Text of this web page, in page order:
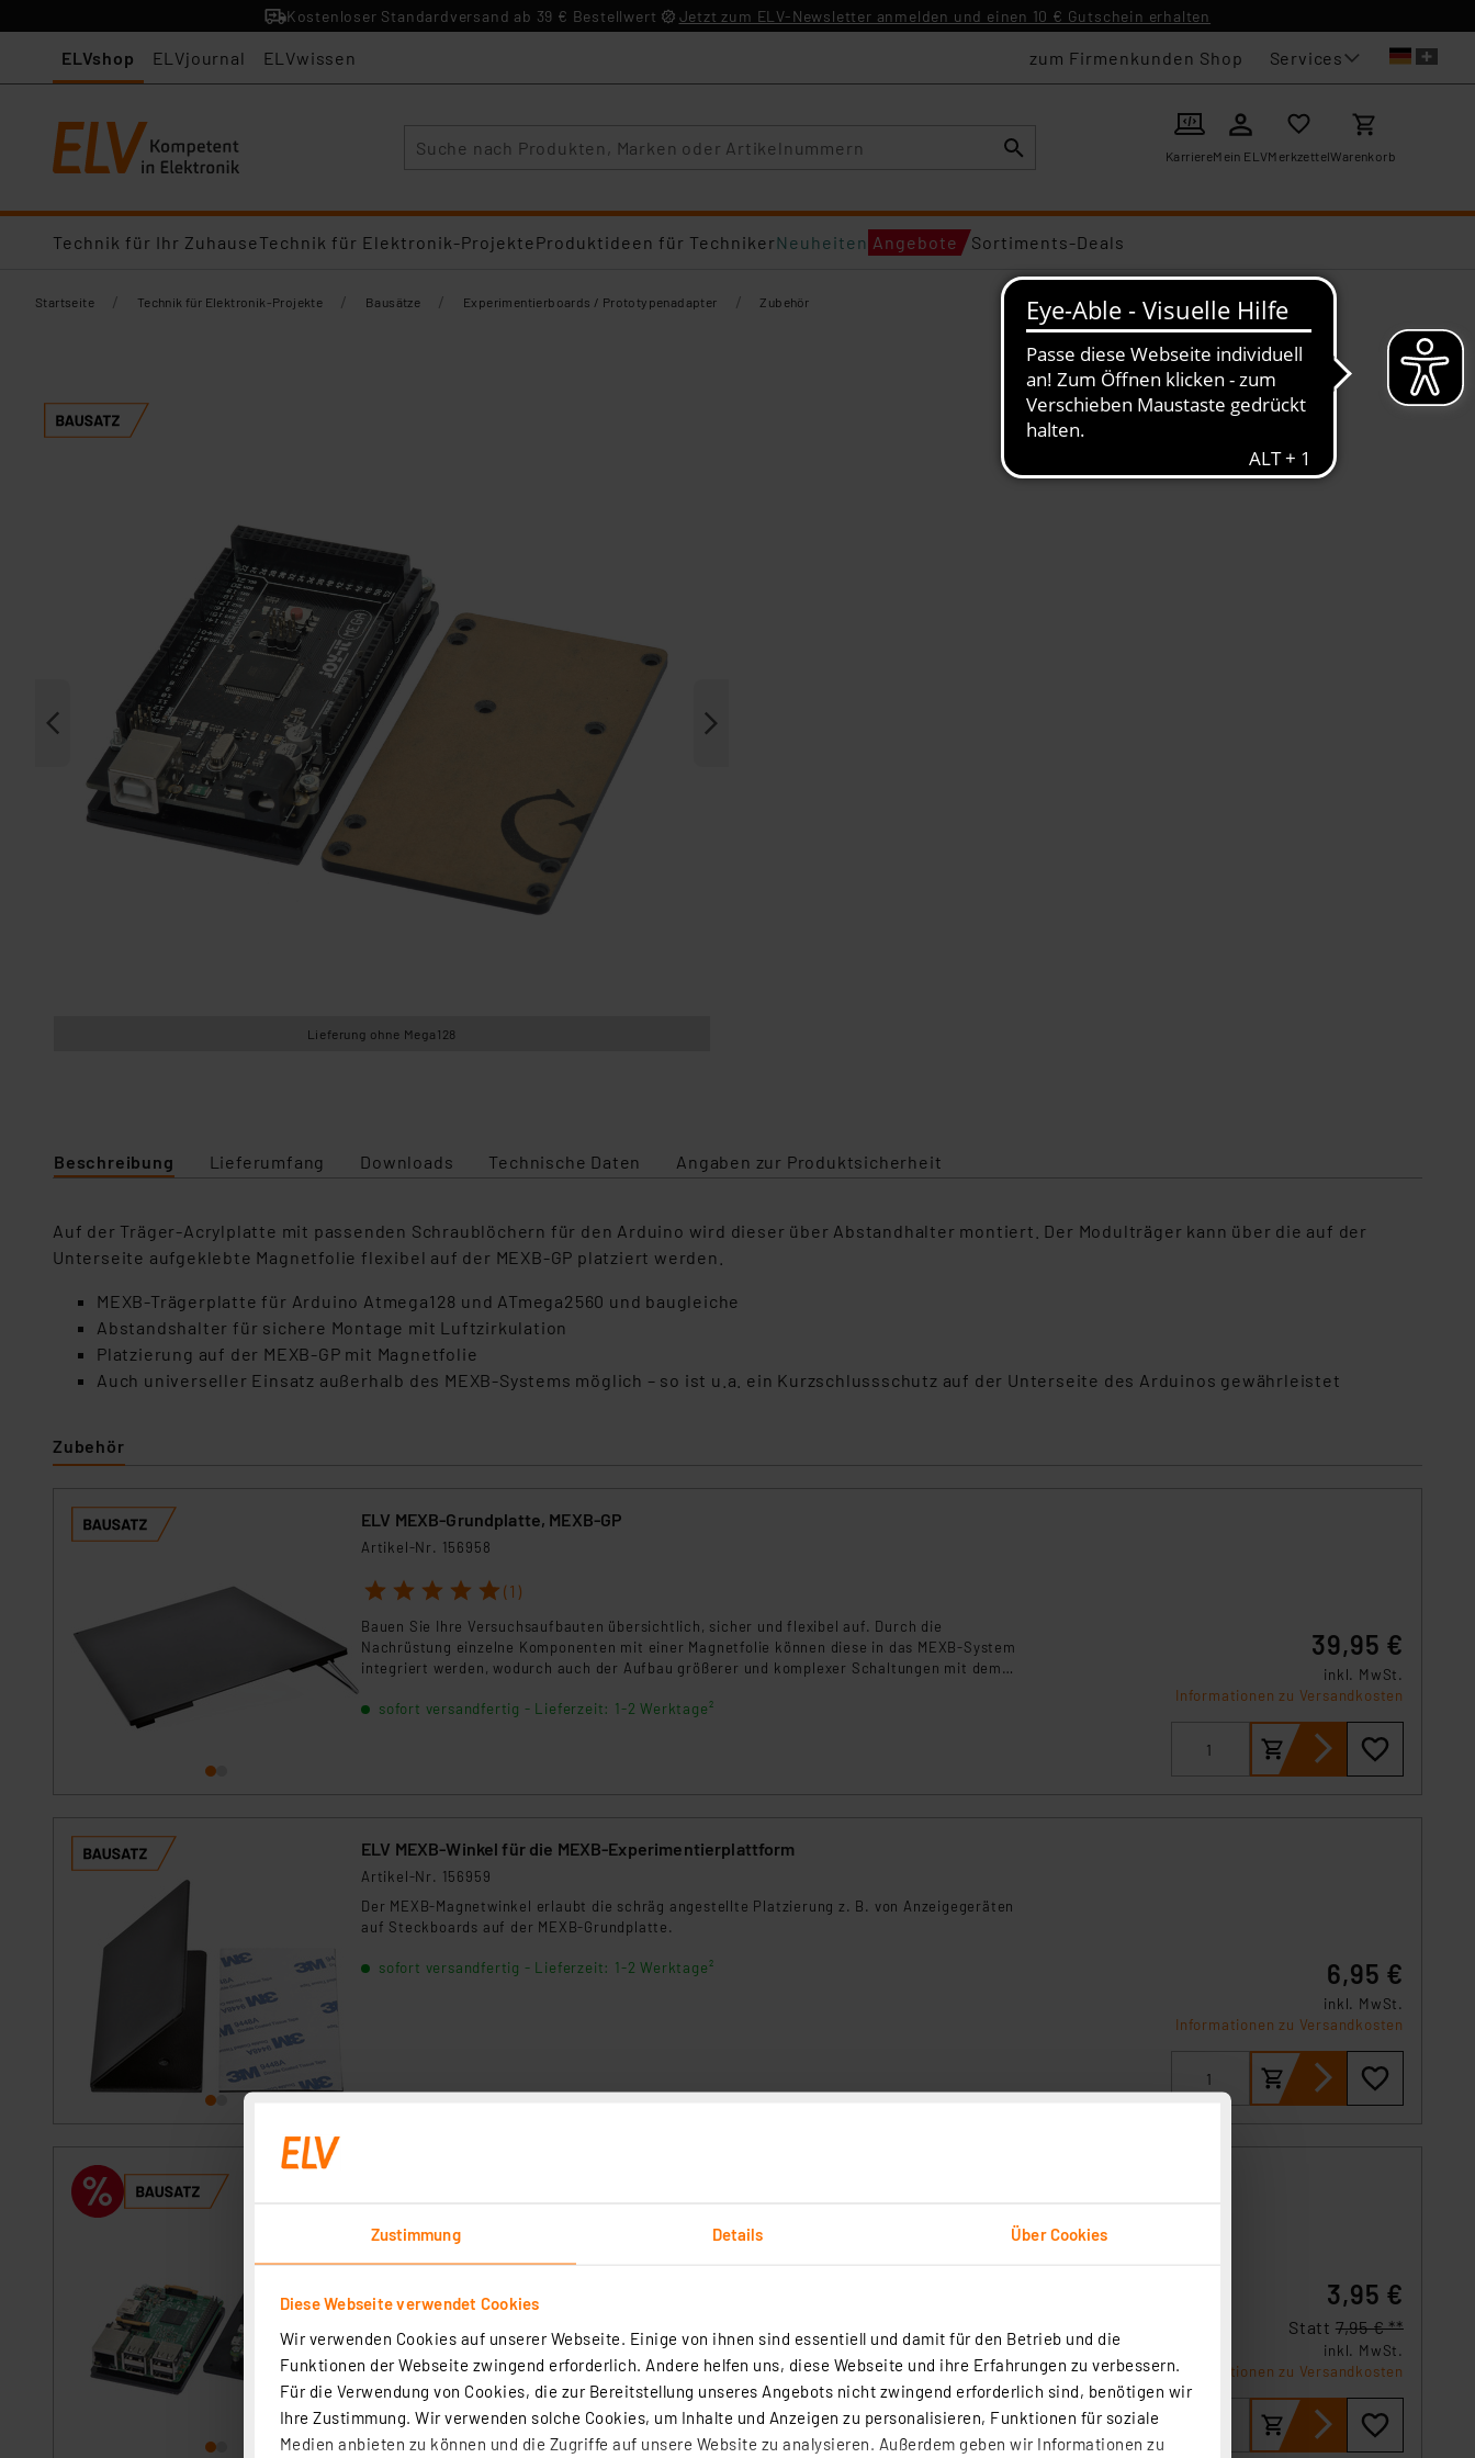
Zustimmung Details Über Cookies
Diese Webseite verwendet Cookies
Wir verwenden Cookies auf unserer Webseite. Einige von ihnen sind essentiell und damit für den Betrieb und die
Funktionen der Webseite zwingend erforderlich. Andere helfen uns, diese Webseite und ihre Erfahrungen zu verbessern.
Für die Verwendung von Cookies, die zur Bereitstellung unseres Angebots nicht zwingend erforderlich sind, benötigen wir
Ihre Zustimmung. Wir verwenden solche Cookies, um Inhalte und Anzeigen zu personalisieren, Funktionen für soziale
Medien anbieten zu können und die Zugriffe auf unsere Website zu analysieren. Außerdem geben wir Informationen zu
Kostenloser Standardversand ab 39 € Bestellwert Jetzt zum ELV-Newsletter anmelden und einen 10 € Gutschein erhalten
ELVshop ELVjournal ELVwissen zum Firmenkunden Shop Services
KarriereMein ELVMerkzettelWarenkorb
Technik für Ihr ZuhauseTechnik für Elektronik-ProjekteProduktideen für TechnikerNeuheiten Angebote Sortiments-Deals
Startseite / Technik für Elektronik-Projekte / Bausätze / Experimentierboards / Prototypenadapter / Zubehör
Lieferung ohne Mega128
Beschreibung Lieferumfang Downloads Technische Daten Angaben zur Produktsicherheit
Auf der Träger-Acrylplatte mit passenden Schraublöchern für den Arduino wird dieser über Abstandhalter montiert. Der Modulträger kann über die auf der
Unterseite aufgeklebte Magnetfolie flexibel auf der MEXB-GP platziert werden.
MEXB-Trägerplatte für Arduino Atmega128 und ATmega2560 und baugleiche
Abstandshalter für sichere Montage mit Luftzirkulation
Platzierung auf der MEXB-GP mit Magnetfolie
Auch universeller Einsatz außerhalb des MEXB-Systems möglich – so ist u.a. ein Kurzschlussschutz auf der Unterseite des Arduinos gewährleistet
Zubehör
ELV MEXB-Grundplatte, MEXB-GP
Artikel-Nr. 156958
1 2 3 4 5 (1)
Bauen Sie Ihre Versuchsaufbauten übersichtlich, sicher und flexibel auf. Durch die
Nachrüstung einzelne Komponenten mit einer Magnetfolie können diese in das MEXB-System
integriert werden, wodurch auch der Aufbau größerer und komplexer Schaltungen mit dem
sofort versandfertig - Lieferzeit: 1-2 Werktage²
39,95 €
inkl. MwSt.
Informationen zu Versandkosten
ELV MEXB-Winkel für die MEXB-Experimentierplattform
Artikel-Nr. 156959
Der MEXB-Magnetwinkel erlaubt die schräg angestellte Platzierung z. B. von Anzeigegeräten
auf Steckboards auf der MEXB-Grundplatte.
sofort versandfertig - Lieferzeit: 1-2 Werktage² 6,95 €
inkl. MwSt.
Informationen zu Versandkosten
Der Modulträger dient zur Aufnahme der Raspberry Pi-Modelle Rpi und Rpi Zero und baugleiche
sofort versandfertig - Lieferzeit: 1-2 Werktage² 3,95 €
Statt 7,95 € **
inkl. MwSt.
Informationen zu Versandkosten